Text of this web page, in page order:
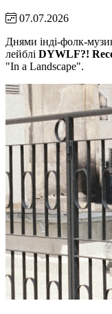
07.07.2026
Днями інді-фолк-
лейблі DYWLF?!
"In a Landscape".